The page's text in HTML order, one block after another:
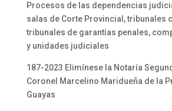
Procesos de las dependencias
salas de Corte Provincial, tribunales
tribunales de garantías penales,
y unidades judiciales
187-2023 Elimínese la Notaría
Coronel Marcelino Maridueña de la
Guayas